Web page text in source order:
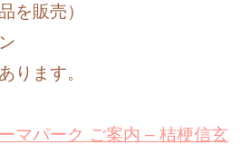
を販売）
ります。
マパーク ご案内 – 桔梗信玄